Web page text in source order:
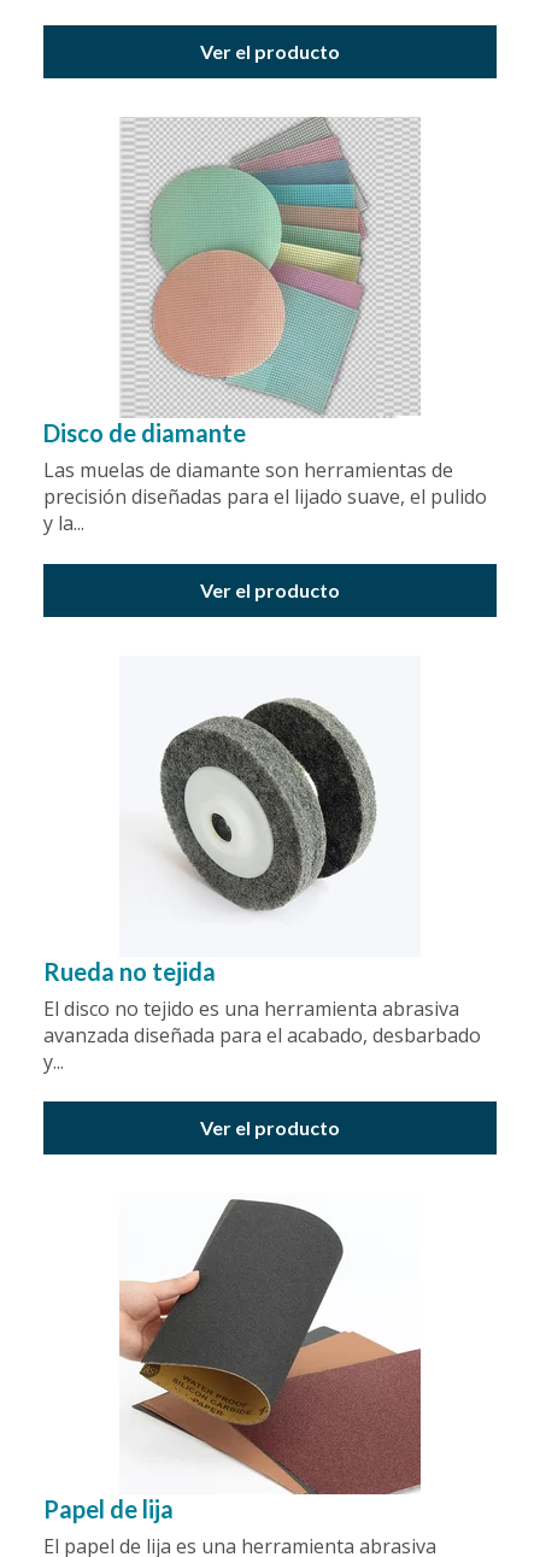
Ver el producto
Disco de diamante
Las muelas de diamante son herramientas de
precisión diseñadas para el lijado suave, el pulido
y la...
Ver el producto
Rueda no tejida
El disco no tejido es una herramienta abrasiva
avanzada diseñada para el acabado, desbarbado
y...
Ver el producto
Papel de lija
El papel de lija es una herramienta abrasiva